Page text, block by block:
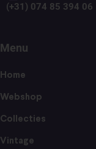
(+31) 074 85 394 06
Menu
Home
Webshop
Collecties
Vintage